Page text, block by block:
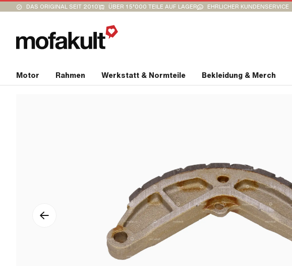
DAS ORIGINAL SEIT 2010 ÜBER 15’000 TEILE AUF LAGER EHRLICHER KUNDENSERVICE
Motor Rahmen Werkstatt & Normteile Bekleidung & Merch